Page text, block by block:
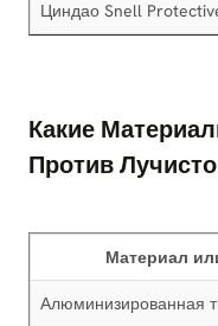
Циндао Snell
Какие
Против
Материал
Алюминизированная